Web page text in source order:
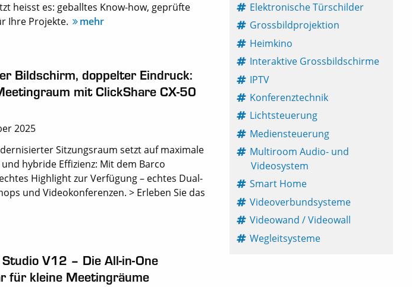
heisst es: geballtes Know-how, geprüfte
Ihre Projekte.
mehr
Bildschirm, doppelter Eindruck:
mit ClickShare CX-50
2025
Sitzungsraum setzt auf maximale
hybride Effizienz: Mit dem Barco
Highlight zur Verfügung – echtes Dual-
und Videokonferenzen. > Erleben Sie das
Studio V12 – Die All-in-One
für kleine Meetingräume
Elektronische Türschilder
Grossbildprojektion
Heimkino
Interaktive Grossbildschirme
IPTV
Konferenztechnik
Lichtsteuerung
Mediensteuerung
Multiroom Audio- und
Videosystem
Smart Home
Videoverbundsysteme
Videowand / Videowall
Wegleitsysteme